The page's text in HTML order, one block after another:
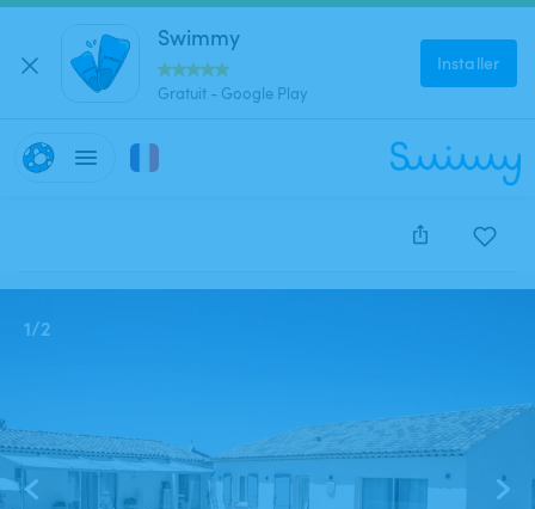
Swimmy
Gratuit - Google Play
Installer
1/2